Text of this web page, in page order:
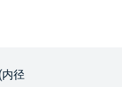
径